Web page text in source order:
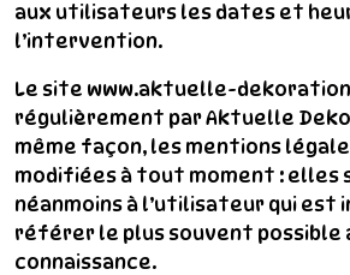
aux utilisateurs les dates et
l’intervention.
Le site www.aktuelle-
régulièrement par Aktuelle
même façon, les mentions
modifiées à tout moment : elles
néanmoins à l’utilisateur qui est
référer le plus souvent possible
connaissance.